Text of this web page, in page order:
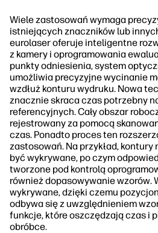
Wiele zastosowań wymaga
istniejących znaczników lub
eurolaser oferuje inteligentne
z kamery i oprogramowania
punkty odniesienia, system
umożliwia precyzyjne wycinanie
wzdłuż konturu wydruku. Nowa
znacznie skraca czas potrzebny
referencyjnych. Cały obszar
rejestrowany za pomocą
czas. Ponadto proces ten
zastosowań. Na przykład, kontury
być wykrywane, po czym
tworzone pod kontrolą
również dopasowywanie wzorów.
wykrywane, dzięki czemu
odbywa się z uwzględnieniem
funkcje, które oszczędzają czas i
obróbce.